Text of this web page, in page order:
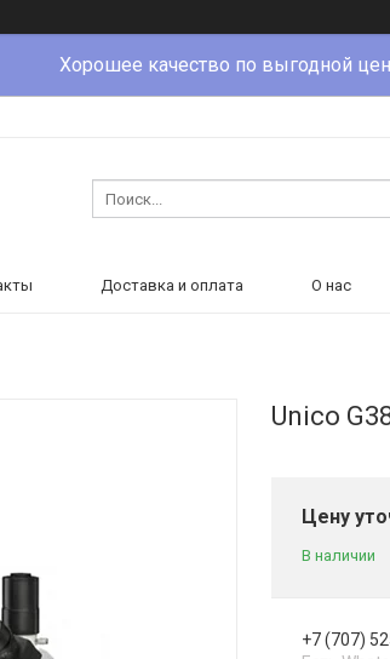
Хорошее качество по выгодной
Доставка и оплата О нас
Unico
Цену
В наличии
+7 (707)